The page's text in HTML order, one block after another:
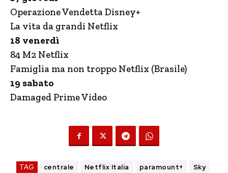
Operazione Vendetta Disney+
La vita da grandi Netflix
18 venerdì
84 M2 Netflix
Famiglia ma non troppo Netflix (Brasile)
19 sabato
Damaged Prime Video
TAG centrale Netflix Italia paramount+ Sky